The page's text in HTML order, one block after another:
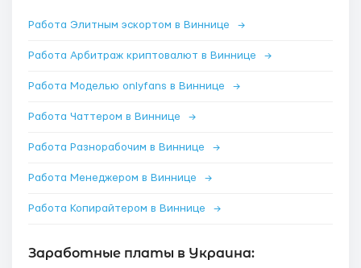
Работа Элитным эскортом в Виннице →
Работа Арбитраж криптовалют в Виннице →
Работа Моделью onlyfans в Виннице →
Работа Чаттером в Виннице →
Работа Разнорабочим в Виннице →
Работа Менеджером в Виннице →
Работа Копирайтером в Виннице →
Заработные платы в Украина: